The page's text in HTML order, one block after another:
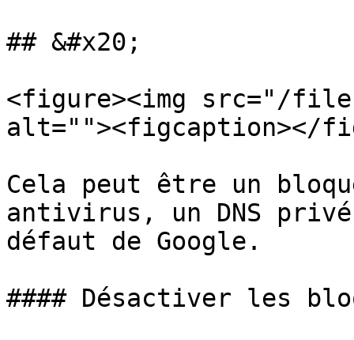
## &#x20;
<figure><img src="/files/
alt=""><figcaption></
Cela peut être un
antivirus, un DNS
défaut de Google.
#### Désactiver les